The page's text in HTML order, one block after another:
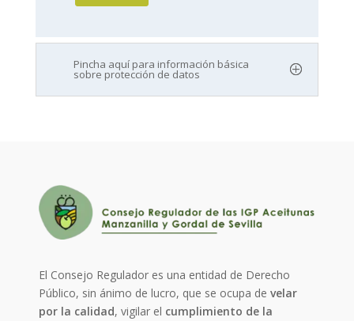
Pincha aquí para información básica
sobre protección de datos
El Consejo Regulador es una entidad de Derecho
Público, sin ánimo de lucro, que se ocupa develar
por la calidad, vigilar el cumplimiento de la